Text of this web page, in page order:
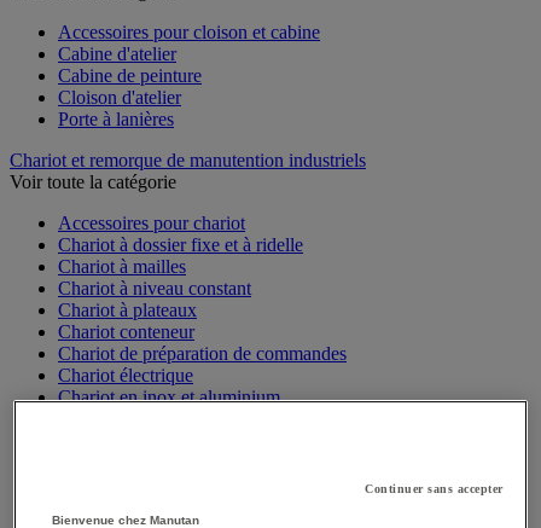
Accessoires pour cloison et cabine
Cabine d'atelier
Cabine de peinture
Cloison d'atelier
Chariot et remorque de manutention industriels
Accessoires pour chariot
Chariot à dossier fixe et à ridelle
Chariot à mailles
Chariot à niveau constant
Chariot à plateaux
Chariot conteneur
Chariot de préparation de commandes
Chariot électrique
Chariot pour charges longues et volumineusesContinuer sans accepter
Bienvenue chez Manutan